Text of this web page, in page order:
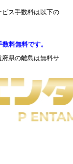
ス手数料は以下の
料無料です。
県の離島は無料サ